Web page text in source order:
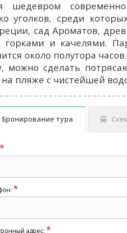
шедевром
уголков, среди
сад Ароматов,
горками и качелями.
около полутора
можно сделать
на пляже с чистейшей
Бронирование тура
*
*
адрес: *